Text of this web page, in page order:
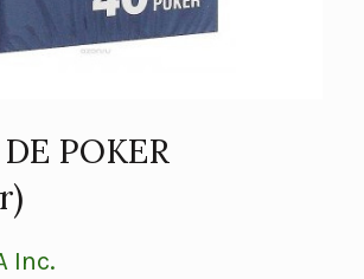
POKER
Inc.